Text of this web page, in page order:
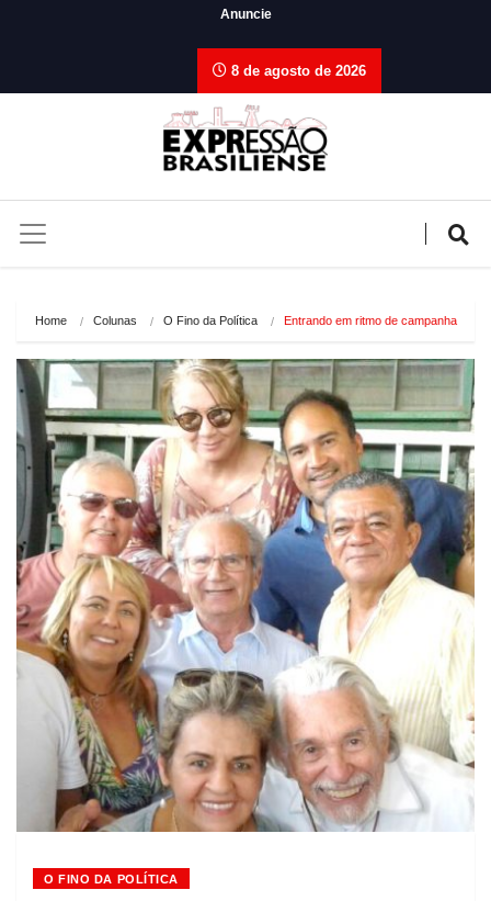
Anuncie
8 de agosto de 2026
Home Colunas O Fino da Política Entrando em ritmo de campanha
O FINO DA POLÍTICA